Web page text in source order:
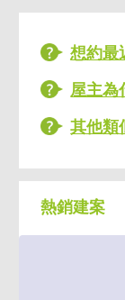
還在就學沒
🏡 自住、
想約最
屋主為
其他類
熱銷建案